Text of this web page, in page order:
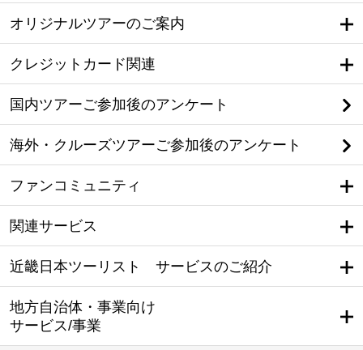
オリジナルツアーのご案内
クレジットカード関連
国内ツアーご参加後のアンケート
海外・クルーズツアーご参加後のアンケート
ファンコミュニティ
関連サービス
近畿日本ツーリスト サービスのご紹介
地方自治体・事業向け
サービス/事業